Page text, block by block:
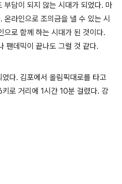
부담이 되지 않는 시대가 되었다. 마
. 온라인으로 조의금을 낼 수 있는 시
으로 함께 하는 시대가 된 것이다.
팬데믹이 끝나도 그럴 것 같다.
었다. 김포에서 올림픽대로를 타고
키로 거리에 1시간 10분 걸렸다. 강